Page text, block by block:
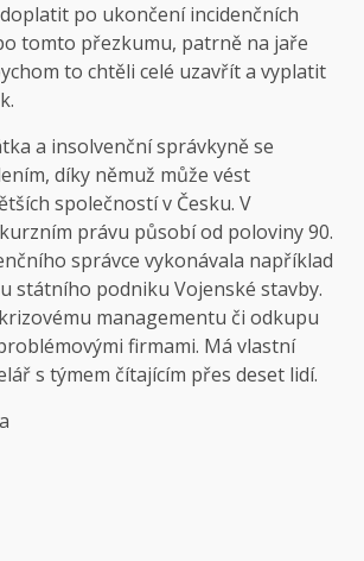
po ukončení incidenčních
tomto přezkumu, patrně na jaře
to chtěli celé uzavřít a vyplatit
a insolvenční správkyně se
díky němuž může vést
společností v Česku. V
právu působí od poloviny 90.
správce vykonávala například
státního podniku Vojenské stavby.
managementu či odkupu
firmami. Má vlastní
s týmem čítajícím přes deset lidí.